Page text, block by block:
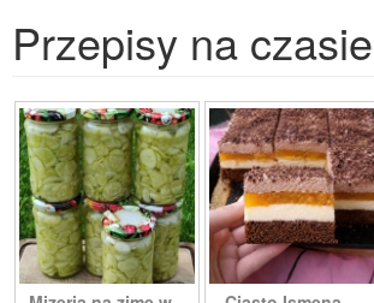
Przepisy na czasie